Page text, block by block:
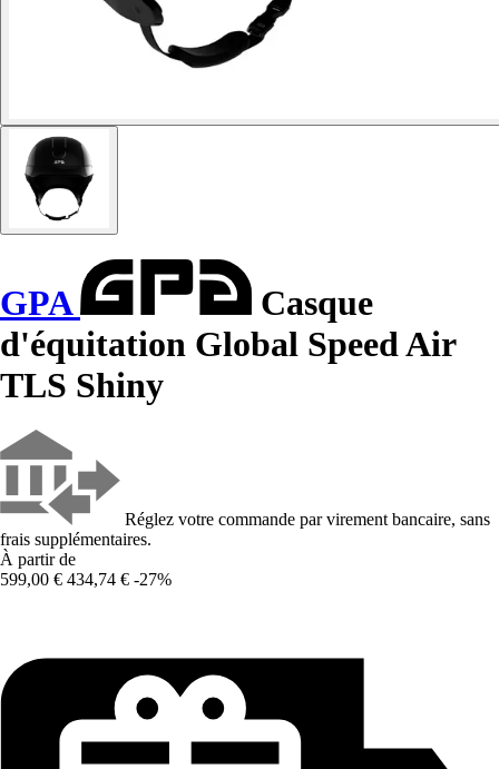
GPA
Casque
d'équitation Global Speed Air
TLS Shiny
Réglez votre commande par virement bancaire, sans
frais supplémentaires.
À partir de
599,00 € 434,74 € -27%